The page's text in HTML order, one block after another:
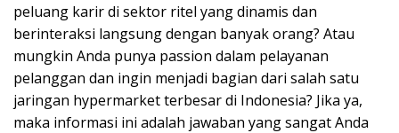
peluang karir di sektor ritel yang dinamis dan
berinteraksi langsung dengan banyak orang? Atau
mungkin Anda punya passion dalam pelayanan
pelanggan dan ingin menjadi bagian dari salah satu
jaringan hypermarket terbesar di Indonesia? Jika ya,
maka informasi ini adalah jawaban yang sangat Anda